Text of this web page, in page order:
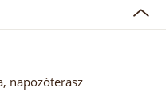
napozóterasz